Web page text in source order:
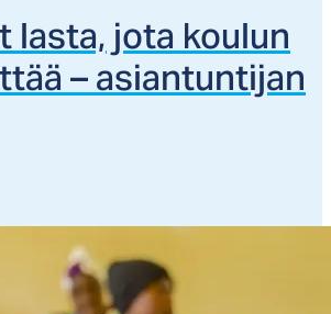
las­ta, jo­ta kou­lun
– asian­tun­ti­jan